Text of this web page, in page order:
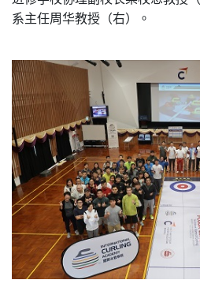
系主任周华教授（右）。